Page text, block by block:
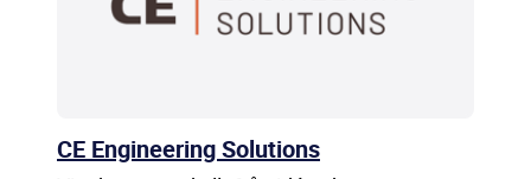
CE Engineering Solutions